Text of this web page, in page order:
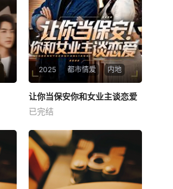
2025 都市情爱 内地
未知
让你当保安你和女业主谈恋爱
已完结